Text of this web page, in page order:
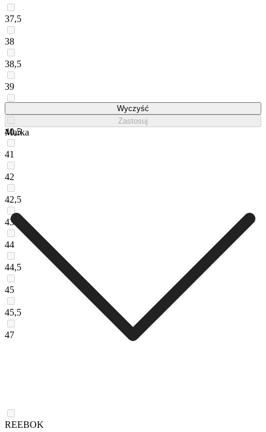
37,5
38
38,5
39
40,5
41
42
42,5
43
44
44,5
45
45,5
47
Wyczyść
Zastosuj
Marka
REEBOK